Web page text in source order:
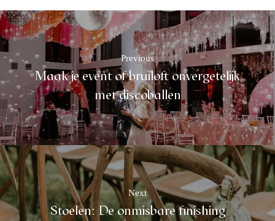
Previous
Maak je event of bruiloft onvergetelijk
met discoballen
Next
Stoelen: De onmisbare finishing